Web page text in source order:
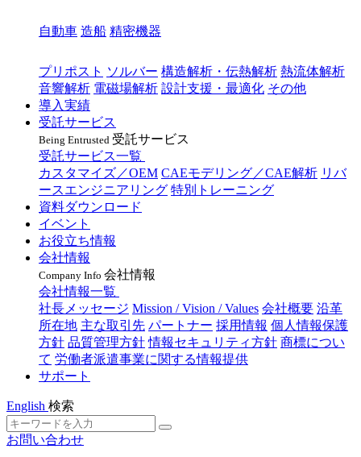
自動車 造船 精密機器
プリポスト ソルバー 構造解析・伝熱解析 熱流体解析
音響解析 電磁場解析 設計支援・最適化 その他
導入実績
受託サービス
Being Entrusted 受託サービス
受託サービス一覧
カスタマイズ／OEM CAEモデリング／CAE解析 リバ
ースエンジニアリング 特別トレーニング
資料ダウンロード
イベント
お役立ち情報
会社情報
Company Info 会社情報
会社情報一覧
社長メッセージ Mission / Vision / Values 会社概要 沿革
所在地 主な取引先 パートナー 採用情報 個人情報保護
方針 品質管理方針 情報セキュリティ方針 商標につい
て 労働者派遣事業に関する情報提供
サポート
English 検索
お問い合わせ